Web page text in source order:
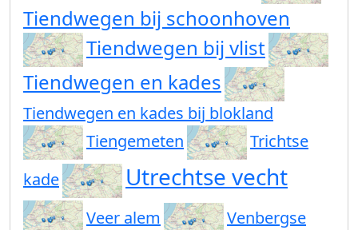
Tiendwegen bij schoonhoven
Tiendwegen bij vlist
Tiendwegen en kades
Tiendwegen en kades bij blokland
Tiengemeten
Trichtse
kade
Utrechtse vecht
Veer alem
Venbergse